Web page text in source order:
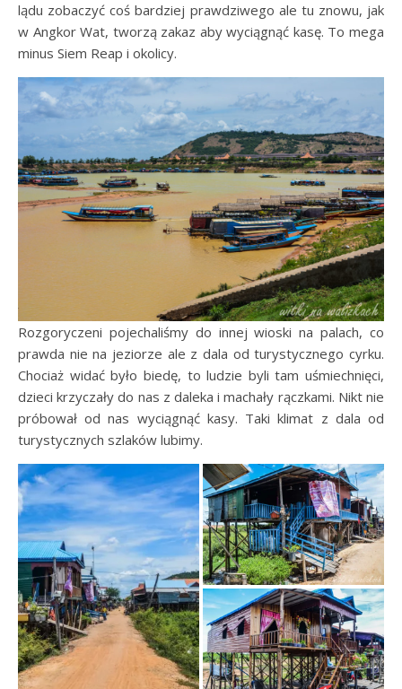
lądu zobaczyć coś bardziej prawdziwego ale tu znowu, jak
w Angkor Wat, tworzą zakaz aby wyciągnąć kasę. To mega
minus Siem Reap i okolicy.
Rozgoryczeni pojechaliśmy do innej wioski na palach, co
prawda nie na jeziorze ale z dala od turystycznego cyrku.
Chociaż widać było biedę, to ludzie byli tam uśmiechnięci,
dzieci krzyczały do nas z daleka i machały rączkami. Nikt nie
próbował od nas wyciągnąć kasy. Taki klimat z dala od
turystycznych szlaków lubimy.